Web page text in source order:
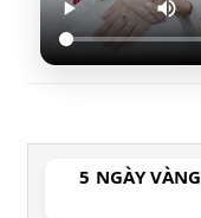
5 NGÀY VÀNG